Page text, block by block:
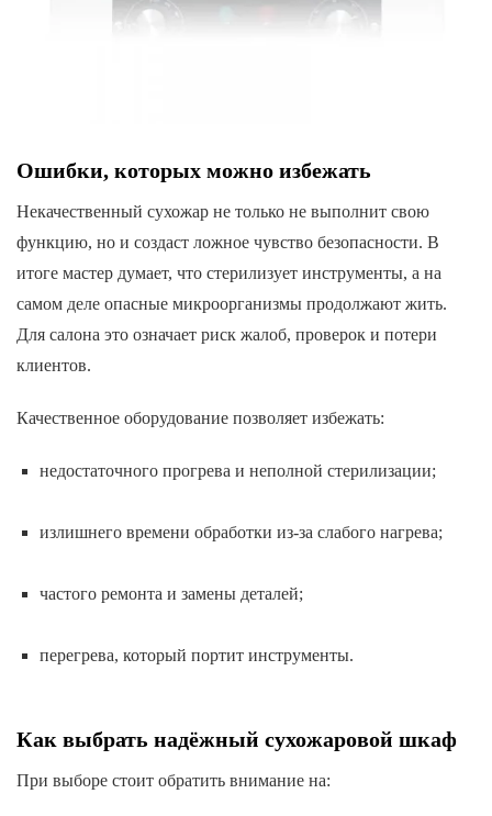
Ошибки, которых можно избежать
Некачественный сухожар не только не выполнит свою
функцию, но и создаст ложное чувство безопасности. В
итоге мастер думает, что стерилизует инструменты, а на
самом деле опасные микроорганизмы продолжают жить.
Для салона это означает риск жалоб, проверок и потери
клиентов.
Качественное оборудование позволяет избежать:
недостаточного прогрева и неполной стерилизации;
излишнего времени обработки из-за слабого нагрева;
частого ремонта и замены деталей;
перегрева, который портит инструменты.
Как выбрать надёжный сухожаровой шкаф
При выборе стоит обратить внимание на: